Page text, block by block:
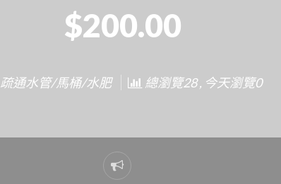
$200.00
疏通水管/馬桶/水肥 總瀏覽28 , 今天瀏覽0
Report